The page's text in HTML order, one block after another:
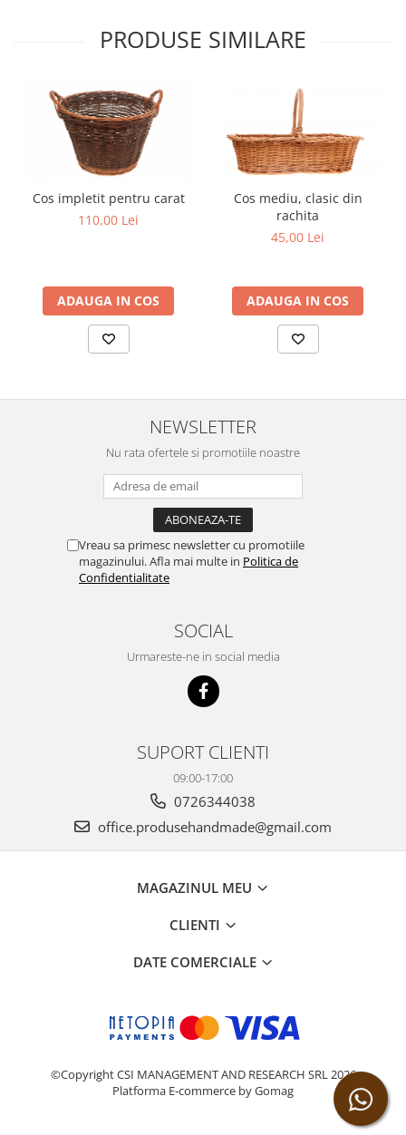
PRODUSE SIMILARE
Cos impletit pentru carat
110,00 Lei
ADAUGA IN COS
Cos mediu, clasic din
rachita
45,00 Lei
ADAUGA IN COS
NEWSLETTER
Nu rata ofertele si promotiile noastre
Vreau sa primesc newsletter cu promotiile
magazinului. Afla mai multe in Politica de
Confidentialitate
SOCIAL
Urmareste-ne in social media
SUPORT CLIENTI
09:00-17:00
0726344038
office.produsehandmade@gmail.com
MAGAZINUL MEU
CLIENTI
DATE COMERCIALE
©Copyright CSI MANAGEMENT AND RESEARCH SRL 2026
Platforma E-commerce by Gomag